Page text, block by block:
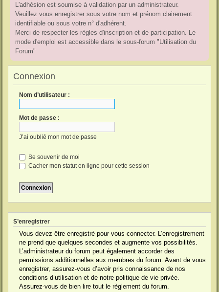
L'adhésion est soumise à validation par un administrateur.
Veuillez vous enregistrer sous votre nom et prénom clairement
identifiable ou sous votre n° d'adhérent.
Merci de respecter les règles d'inscription et de participation. Le
mode d'emploi est accessible dans le sous-forum "Utilisation du
Forum"
Connexion
Nom d’utilisateur :
Mot de passe :
J’ai oublié mon mot de passe
Se souvenir de moi
Cacher mon statut en ligne pour cette session
S’enregistrer
Vous devez être enregistré pour vous connecter. L’enregistrement
ne prend que quelques secondes et augmente vos possibilités.
L’administrateur du forum peut également accorder des
permissions additionnelles aux membres du forum. Avant de vous
enregistrer, assurez-vous d’avoir pris connaissance de nos
conditions d’utilisation et de notre politique de vie privée.
Assurez-vous de bien lire tout le règlement du forum.